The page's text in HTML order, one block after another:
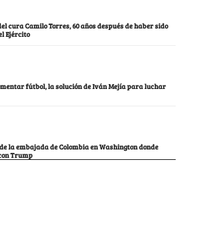
cura Camilo Torres, 60 años después de haber sido
Ejército
fútbol, la solución de Iván Mejía para luchar
la embajada de Colombia en Washington donde
Trump